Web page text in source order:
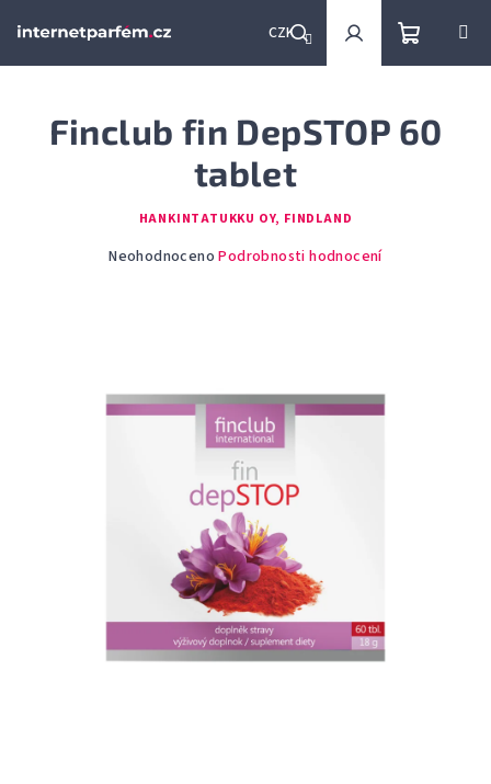
CZK
Hledat PřihlášeníNákupní
košík
Finclub fin DepSTOP 60
tablet
HANKINTATUKKU OY, FINDLAND
Průměrné
hvězdiček.
Neohodnoceno Podrobnosti hodnocení